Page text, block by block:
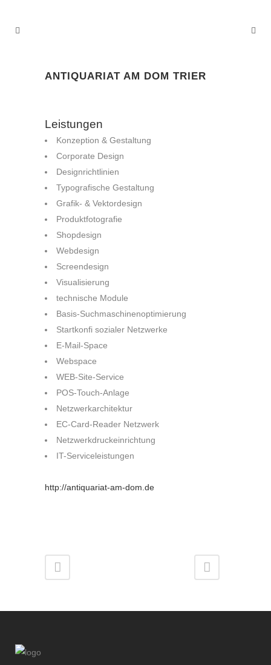
ANTIQUARIAT AM DOM TRIER
Leistungen
Konzeption & Gestaltung
Corporate Design
Designrichtlinien
Typografische Gestaltung
Grafik- & Vektordesign
Produktfotografie
Shopdesign
Webdesign
Screendesign
Visualisierung
technische Module
Basis-Suchmaschinenoptimierung
Startkonfi sozialer Netzwerke
E-Mail-Space
Webspace
WEB-Site-Service
POS-Touch-Anlage
Netzwerkarchitektur
EC-Card-Reader Netzwerk
Netzwerkdruckeinrichtung
IT-Serviceleistungen
http://antiquariat-am-dom.de